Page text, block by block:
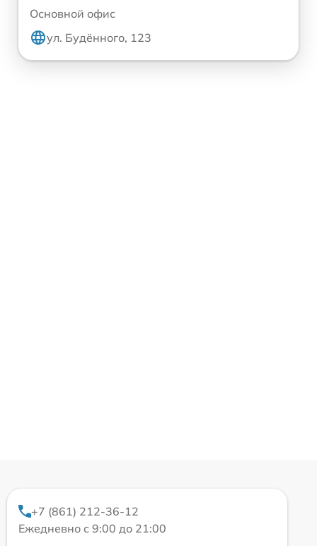
Основной офис
ул. Будённого, 123
+7 (861) 212-36-12
Ежедневно с 9:00 до 21:00